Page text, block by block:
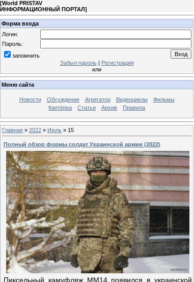
[World PRISTAV
ИНФОРМАЦИОННЫЙ ПОРТАЛ]
Форма входа
Логин:
Пароль:
запомнить
Забыл пароль| Регистрация
или
Меню сайта
Новости Обсуждение Агрегатор Видеоциклы
Фильмы
Каптёрка
Статьи Архив Правила
Главная » 2022 » Июль » 15
Полный обзор формы солдат Украинской армии (2022)
Пиксельный камуфляж ММ14 появился в украинской